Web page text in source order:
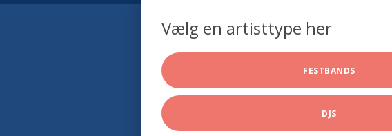
Vælg en artisttype her
FESTBANDS
DJS